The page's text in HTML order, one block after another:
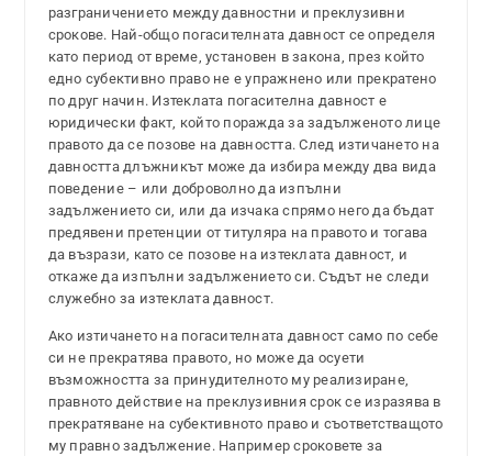
разграничението между давностни и преклузивни
срокове. Най-общо погасителната давност се определя
като период от време, установен в закона, през който
едно субективно право не е упражнено или прекратено
по друг начин. Изтеклата погасителна давност е
юридически факт, който поражда за задълженото лице
правото да се позове на давността. След изтичането на
давността длъжникът може да избира между два вида
поведение – или доброволно да изпълни
задължението си, или да изчака спрямо него да бъдат
предявени претенции от титуляра на правото и тогава
да възрази, като се позове на изтеклата давност, и
откаже да изпълни задължението си. Съдът не следи
служебно за изтеклата давност.
Ако изтичането на погасителната давност само по себе
си не прекратява правото, но може да осуети
възможността за принудителното му реализиране,
правното действие на преклузивния срок се изразява в
прекратяване на субективното право и съответстващото
му правно задължение. Например сроковете за